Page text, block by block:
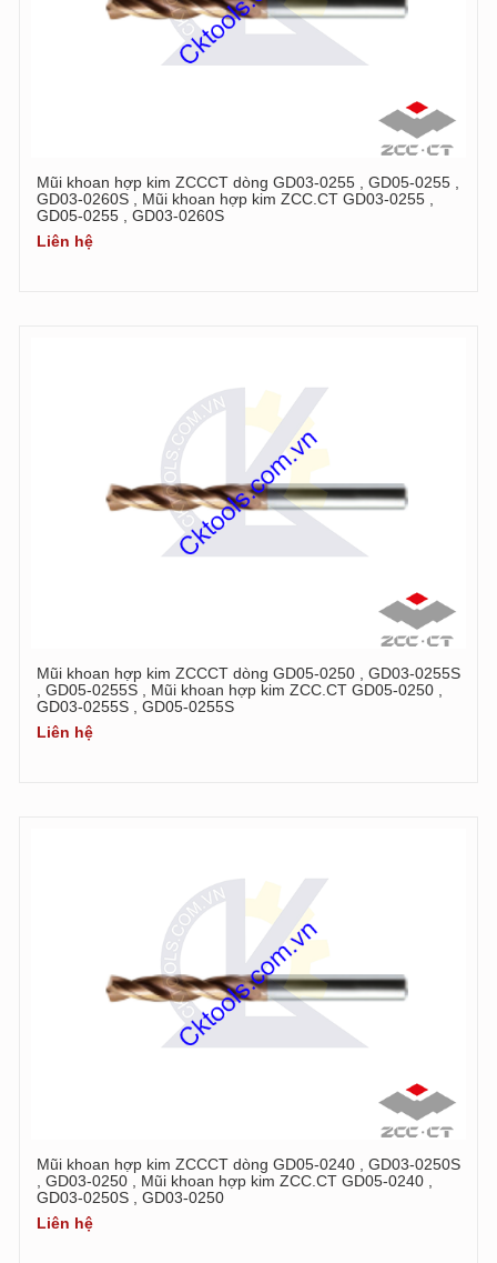
Mũi khoan hợp kim ZCCCT dòng GD03-0255 , GD05-0255 ,
GD03-0260S , Mũi khoan hợp kim ZCC.CT GD03-0255 ,
GD05-0255 , GD03-0260S
Liên hệ
Mũi khoan hợp kim ZCCCT dòng GD05-0250 , GD03-0255S
, GD05-0255S , Mũi khoan hợp kim ZCC.CT GD05-0250 ,
GD03-0255S , GD05-0255S
Liên hệ
Mũi khoan hợp kim ZCCCT dòng GD05-0240 , GD03-0250S
, GD03-0250 , Mũi khoan hợp kim ZCC.CT GD05-0240 ,
GD03-0250S , GD03-0250
Liên hệ